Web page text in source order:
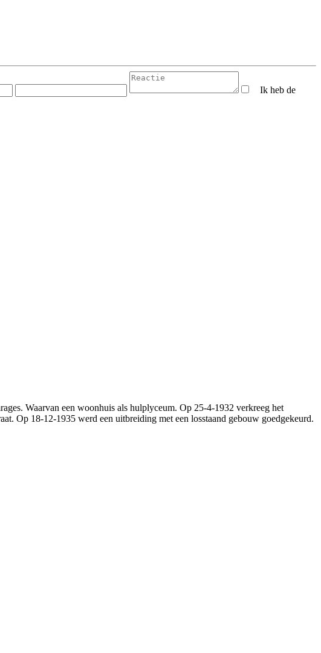
Ik heb de
Waarvan een woonhuis als hulplyceum. Op 25-4-1932 verkreeg het
Op 18-12-1935 werd een uitbreiding met een losstaand gebouw goedgekeurd.